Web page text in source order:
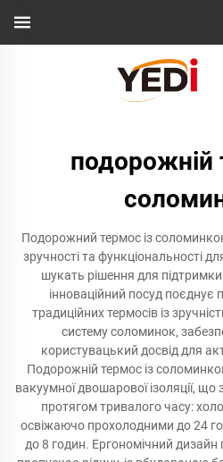
подорожній
Подорожний термос із
зручності та функціональності
шукать рішення для підтримки
інноваційний посуд поєднує
традиційних термосів із
систему соломинок,
користувацький досвід для
Подорожній термос із
вакуумної двошарової ізоляції, що
протягом тривалого часу:
освіжаючо прохолодними до 24
до 8 годин. Ергономічний